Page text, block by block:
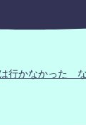
行かなかった